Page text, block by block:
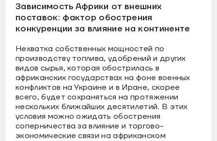
Зависимость Африки от внешних
поставок: фактор обострения
конкуренции за влияние на континенте
Нехватка собственных мощностей по
производству топлива, удобрений и других
видов сырья, которая обострилась в
африканских государствах на фоне военных
конфликтов на Украине и в Иране, скорее
всего, будет сохраняться на протяжении
нескольких ближайших десятилетий. В этих
условия можно ожидать обострения
соперничества за влияние и торгово-
экономические связи на африканском